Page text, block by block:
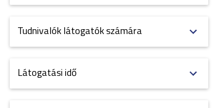
Tudnivalók látogatók számára
Látogatási idő